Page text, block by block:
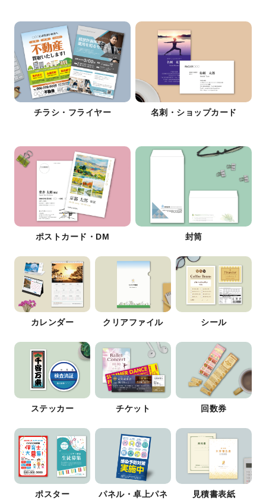
チラシ・フライヤー 名刺・ショップカード
ポストカード・DM 封筒
カレンダー クリアファイル シール
ステッカー チケット 回数券
ポスター
パネル・卓上パネ
見積書表紙